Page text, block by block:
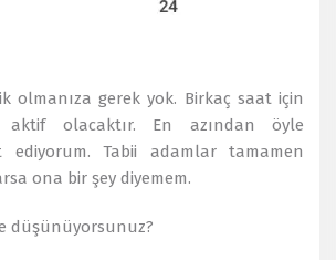
olmanıza gerek yok. Birkaç saat için
olacaktır. En azından öyle
ediyorum. Tabii adamlar tamamen
ona bir şey diyemem.
düşünüyorsunuz?